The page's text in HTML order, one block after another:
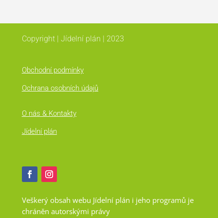
Copyright | Jídelní plán | 2023
Obchodní podmínky
Ochrana osobních údajů
O nás & Kontakty
Jídelní plán
Veškerý obsah webu Jídelní plán i jeho programů je
chráněn autorskými právy